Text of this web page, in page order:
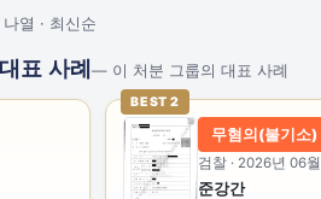
열 · 최신순
표 사례 — 이 처분 그룹의 대표 사례
BEST 2
무혐의(불기소)
검찰 · 2026년 06월
준강간